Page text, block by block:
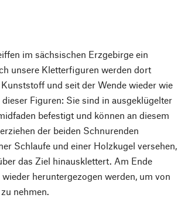
im sächsischen Erzgebirge ein
unsere Kletterfiguren werden dort
und seit der Wende wieder wie
Figuren: Sie sind in ausgeklügelter
befestigt und können an diesem
der beiden Schnurenden
Schlaufe und einer Holzkugel versehen,
das Ziel hinausklettert. Am Ende
heruntergezogen werden, um von
nehmen.